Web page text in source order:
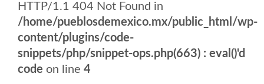
HTTP/1.1 404 Not Found in
/home/pueblosdemexico.mx/public_html/wp-
content/plugins/code-
snippets/php/snippet-ops.php(663) : eval()'d
code on line 4